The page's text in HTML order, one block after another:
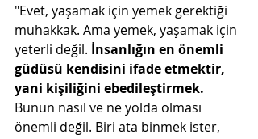
"Evet, yaşamak için yemek gerektiği
muhakkak. Ama yemek, yaşamak için
yeterli değil. İnsanlığın en önemli
güdüsü kendisini ifade etmektir,
yani kişiliğini ebedileştirmek.
Bunun nasıl ve ne yolda olması
önemli değil. Biri ata binmek ister,